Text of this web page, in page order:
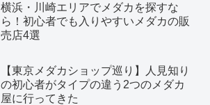
横浜・川崎エリアでメダカを探すな
ら！初心者でも入りやすいメダカの販
売店4選
【東京メダカショップ巡り】人見知り
の初心者がタイプの違う2つのメダカ
屋に行ってきた